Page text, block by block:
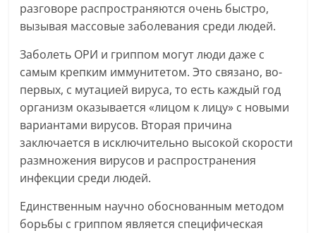
разговоре распространяются очень быстро,
вызывая массовые заболевания среди людей.
Заболеть ОРИ и гриппом могут люди даже с
самым крепким иммунитетом. Это связано, во-
первых, с мутацией вируса, то есть каждый год
организм оказывается «лицом к лицу» с новыми
вариантами вирусов. Вторая причина
заключается в исключительно высокой скорости
размножения вирусов и распространения
инфекции среди людей.
Единственным научно обоснованным методом
борьбы с гриппом является специфическая